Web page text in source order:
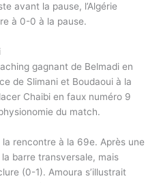
avant la pause, l’Algérie
à 0-0 à la pause.
gagnant de Belmadi en
de Slimani et Boudaoui à la
Chaibi en faux numéro 9
du match.
rencontre à la 69e. Après une
barre transversale, mais
(0-1). Amoura s’illustrait